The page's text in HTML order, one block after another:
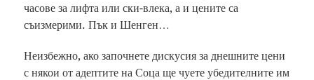
часове за лифта или ски-влека, а и цените са
съизмерими. Пък и Шенген…
Неизбежно, ако започнете дискусия за днешните цени
с някои от адептите на Соца ще чуете убедителните им